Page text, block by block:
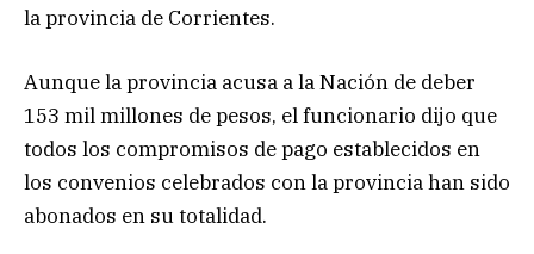
la provincia de Corrientes.
Aunque la provincia acusa a la Nación de deber
153 mil millones de pesos, el funcionario dijo que
todos los compromisos de pago establecidos en
los convenios celebrados con la provincia han sido
abonados en su totalidad.